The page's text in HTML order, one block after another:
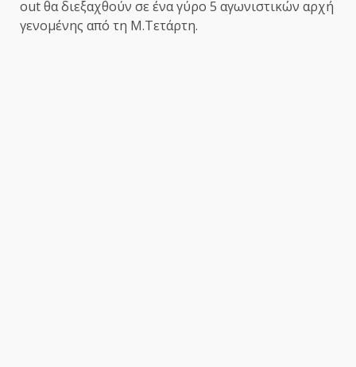
out θα διεξαχθούν σε ένα γύρο 5 αγωνιστικών αρχή
γενομένης από τη Μ.Τετάρτη.